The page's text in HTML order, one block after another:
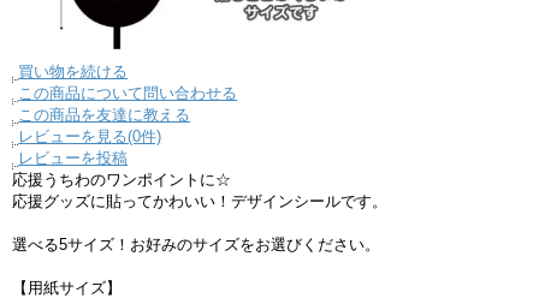
買い物を続ける
この商品について問い合わせる
この商品を友達に教える
レビューを見る(0件)
レビューを投稿
応援うちわのワンポイントに☆
応援グッズに貼ってかわいい！デザインシールです。
選べる5サイズ！お好みのサイズをお選びください。
【用紙サイズ】